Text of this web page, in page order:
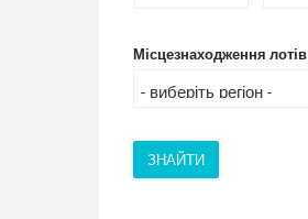
Місцезнаходження лотів